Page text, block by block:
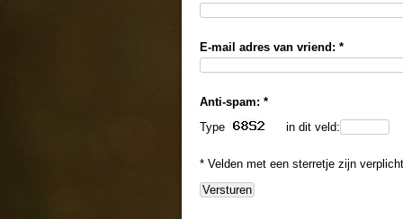
E-mail adres van vriend: *
Anti-spam: *
Type
in dit veld:
* Velden met een sterretje zijn verplicht